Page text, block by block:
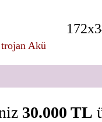
Akü
30.000 TL